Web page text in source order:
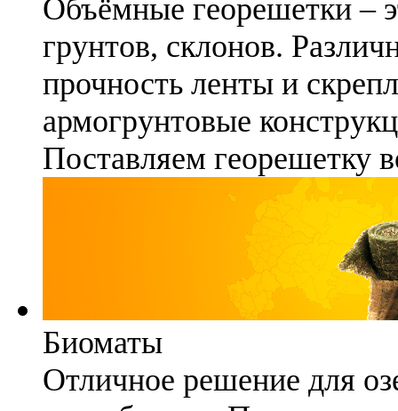
Объёмные георешетки –
грунтов, склонов.
прочность ленты и
армогрунтовые
Поставляем георешетку
Биоматы
Отличное решение для